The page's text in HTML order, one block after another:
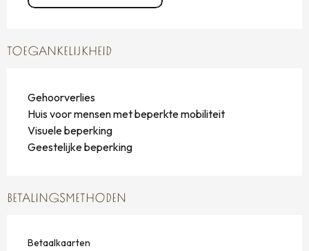
TOEGANKELIJKHEID
Gehoorverlies
Huis voor mensen met beperkte mobiliteit
Visuele beperking
Geestelijke beperking
BETALINGSMETHODEN
Betaalkaarten